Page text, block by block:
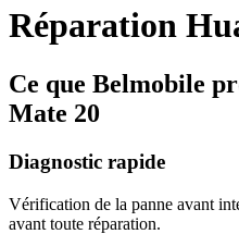
Réparation
Ce que Belmobile
Mate 20
Diagnostic rapide
Vérification de la panne avant
avant toute réparation.